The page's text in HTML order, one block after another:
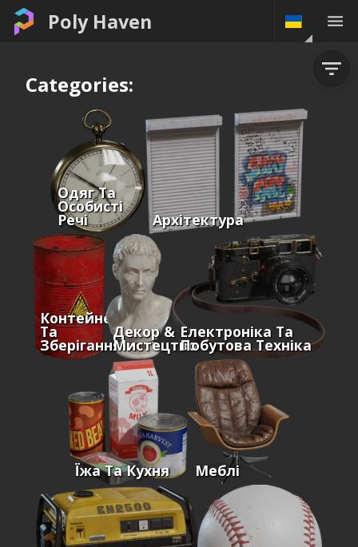
Poly Haven
Categories:
Одяг Та
Особисті
Речі Архітектура
Контейнери
Та
Зберігання
Декор &
Мистецтво
Електроніка Та
Побутова Техніка
Їжа Та Кухня Меблі